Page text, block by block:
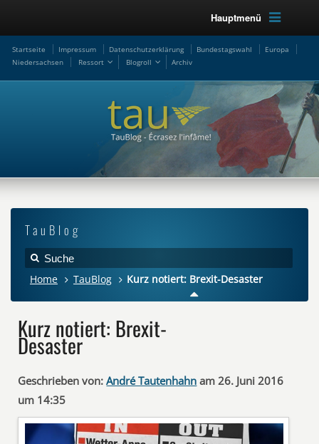
Hauptmenü
Startseite Impressum Datenschutzerklärung Bundestagswahl
Europa
Niedersachsen
Ressort Blogroll Archiv
TauBlog
Home TauBlog Kurz notiert: Brexit-Desaster
Kurz notiert: Brexit-
Desaster
Geschrieben von: André Tautenhahn am 26. Juni 2016
um 14:35